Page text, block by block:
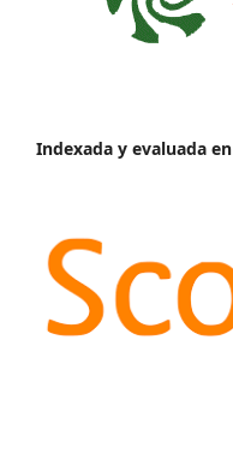
Indexada y evaluada en